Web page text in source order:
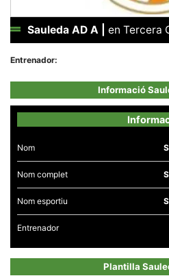
Sauleda AD A en Tercera
Entrenador:
Informació
Nom
Nom complet
Nom esportiu
Entrenador
Plantilla